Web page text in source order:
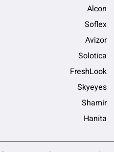
Alcon
Soflex
Avizor
Solotica
FreshLook
Skyeyes
Shamir
Hanita